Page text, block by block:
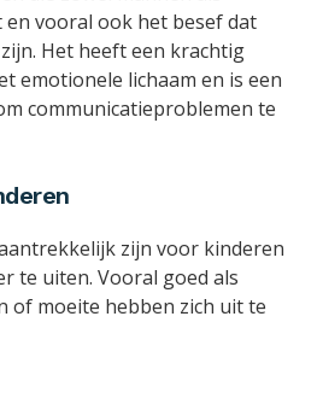
vooral ook het besef dat
Het heeft een krachtig
emotionele lichaam en is een
communicatieproblemen te
zijn voor kinderen
te uiten. Vooral goed als
of moeite hebben zich uit te